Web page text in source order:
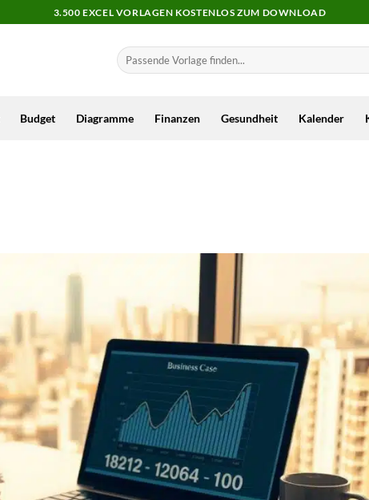
3.500 EXCEL VORLAGEN KOSTENLOS ZUM DOWNLOAD
Budget Diagramme Finanzen Gesundheit Kalender